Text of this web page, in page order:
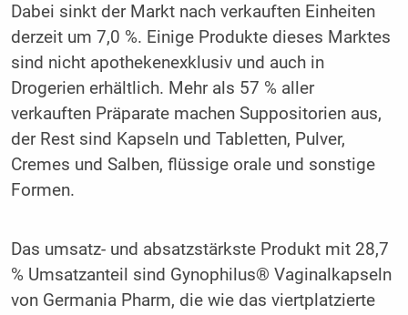
Dabei sinkt der Markt nach verkauften Einheiten
derzeit um 7,0 %. Einige Produkte dieses Marktes
sind nicht apothekenexklusiv und auch in
Drogerien erhältlich. Mehr als 57 % aller
verkauften Präparate machen Suppositorien aus,
der Rest sind Kapseln und Tabletten, Pulver,
Cremes und Salben, flüssige orale und sonstige
Formen.
Das umsatz- und absatzstärkste Produkt mit 28,7
% Umsatzanteil sind Gynophilus® Vaginalkapseln
von Germania Pharm, die wie das viertplatzierte